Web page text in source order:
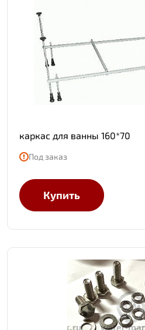
каркас для ванны 160*70
Под заказ
Купить